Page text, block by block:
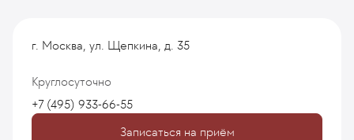
г. Москва, ул. Щепкина, д. 35
Круглосуточно
+7 (495) 933-66-55
Записаться на приём